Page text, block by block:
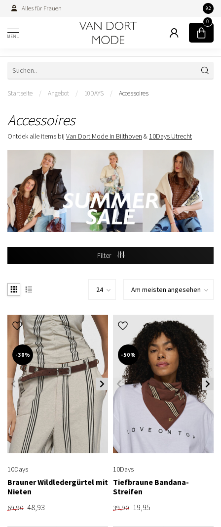
Alles für Frauen 9.2
MENU
0
Startseite / Angebot / 10DAYS / Accessoires
Accessoires
Ontdek alle items bij Van Dort Mode in Bilthoven & 10Days Utrecht
Filter
-30%
10Days
Brauner Wildledergürtel mit
Nieten
69,90 48,93
-50%
10Days
Tiefbraune Bandana-
Streifen
39,90 19,95